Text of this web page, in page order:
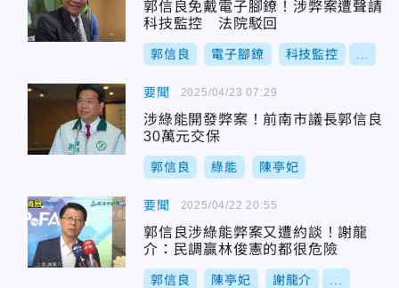
郭信良免戴電子腳鐐！涉弊案遭聲請
科技監控 法院駁回
郭信良 電子腳鐐 科技監控
要聞
涉綠能開發弊案！前南市議長郭信良
30萬元交保
郭信良 綠能 陳亭妃
2025/04/23 07:29
要聞
郭信良涉綠能弊案又遭約談！謝龍
介：民調贏林俊憲的都很危險
郭信良 陳亭妃 謝龍介
2025/04/22 20:55